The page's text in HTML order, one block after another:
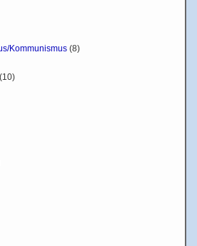
Kommunismus (8)
(10)